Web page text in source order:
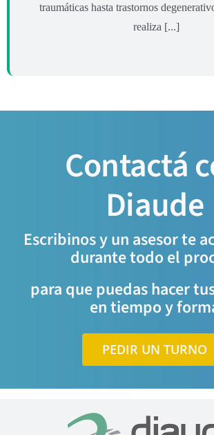
traumáticas hasta trastornos
realiza [...]
Contactá
Diaude
Escribinos y un asesor te
durante todo el
para que puedas hacer
en tiempo y
PEDIR UN TURNO